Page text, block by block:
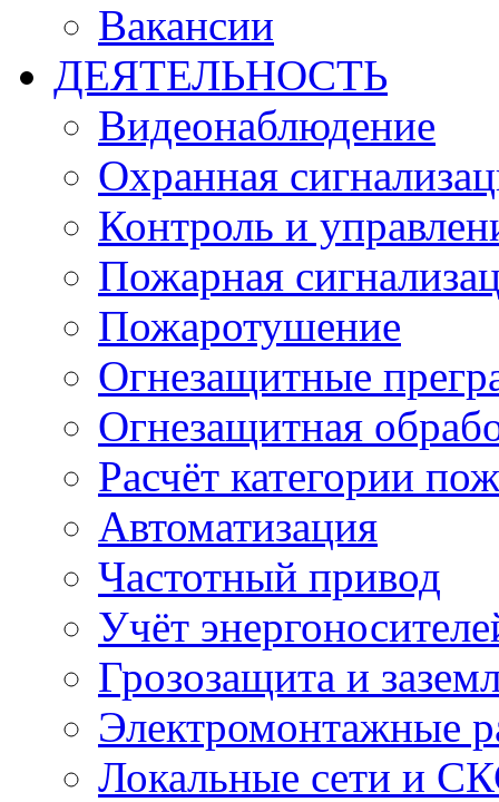
Вакансии
ДЕЯТЕЛЬНОСТЬ
Видеонаблюдение
Охранная
Контроль и
Пожарная
Пожаротушение
Огнезащитные
Огнезащитная
Расчёт категории
Автоматизация
Частотный привод
Учёт
Грозозащита и
Электромонтажные
Локальные сети и